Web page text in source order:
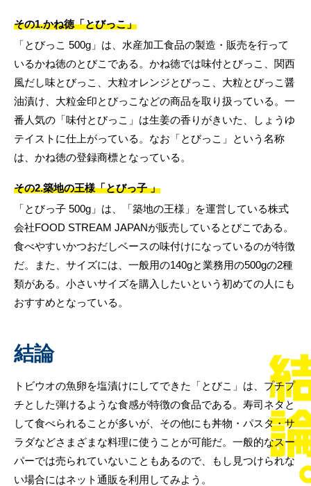
その1.かね徳「とびっこ」
「とびっこ 500g」は、水産加工食品の製造・販売を行って
いるかね徳のとびこである。かね徳では味付とびっこ、関西
風だし味とびっこ、大粒オレンジとびっこ、大粒とびっこ醤
油漬け、大粒金印とびっこなどの商品を取り扱っている。一
番人気の「味付とびっこ」は生姜の香りがきいた、しょうゆ
テイストに仕上がっている。なお「とびっこ」という名称
は、かね徳の登録商標となっている。
その2.築地の王様「とびっ子 」
「とびっ子 500g」は、「築地の王様」を運営している株式
会社FOOD STREAM JAPANが販売しているとびこである。
食べやすいかつおだしベースの味付けになっているのが特徴
だ。また、サイズには、一般用の140gと業務用の500gの2種
類がある。小さいサイズを購入したいという初めての人にも
おすすめとなっている。
結論
トビウオの魚卵を塩漬けにしてできた「とびこ」は、プチプ
チとした弾けるような食感が特徴の食品である。寿司ネタと
して食べられることが多いが、その他にも丼物・パスタ・サ
ラダなどさまざまな料理に使うことが可能だ。一般的なスー
パーでは売られていないこともあるので、もし見つけられな
い場合にはネット通販を利用してみよう。